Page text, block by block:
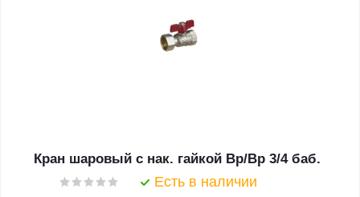
Кран шаровый с нак. гайкой Вр/Вр 3/4 баб.
Есть в наличии